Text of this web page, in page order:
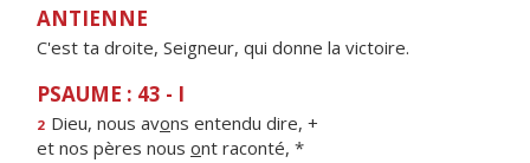
ANTIENNE
C'est ta droite, Seigneur, qui donne la victoire.
PSAUME : 43 - I
2 Dieu, nous avons entendu dire, +
et nos pères nous ont raconté, *